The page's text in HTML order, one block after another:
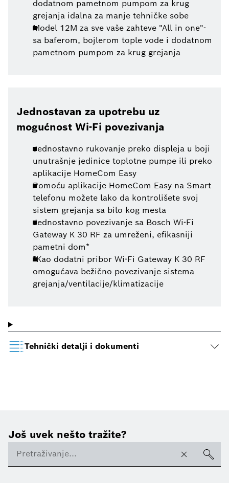
dodatnom pametnom pumpom za krug
grejanja idalna za manje tehničke sobe
Model 12M za sve vaše zahteve "All in one"-
sa baferom, bojlerom tople vode i dodatnom
pametnom pumpom za krug grejanja
Jednostavan za upotrebu uz
mogućnost Wi-Fi povezivanja
Jednostavno rukovanje preko displeja u boji
unutrašnje jedinice toplotne pumpe ili preko
aplikacije HomeCom Easy
Pomoću aplikacije HomeCom Easy na Smart
telefonu možete lako da kontrolišete svoj
sistem grejanja sa bilo kog mesta
Jednostavno povezivanje sa Bosch Wi-Fi
Gateway K 30 RF za umreženi, efikasniji
pametni dom*
*Kao dodatni pribor Wi-Fi Gateway K 30 RF
omogućava bežično povezivanje sistema
grejanja/ventilacije/klimatizacije
Tehnički detalji i dokumenti
Još uvek nešto tražite?